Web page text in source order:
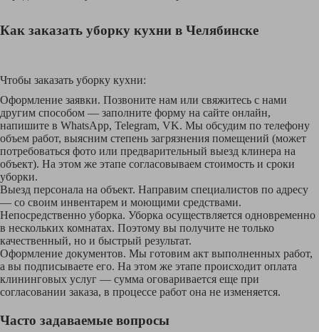
Как заказать уборку кухни в Челябинске
Чтобы заказать уборку кухни:
Оформление заявки. Позвоните нам или свяжитесь с нами
другим способом — заполните форму на сайте онлайн,
напишите в WhatsApp, Telegram, VK. Мы обсудим по телефону
объем работ, выясним степень загрязнения помещений (может
потребоваться фото или предварительный выезд клинера на
объект). На этом же этапе согласовываем стоимость и сроки
уборки.
Выезд персонала на объект. Направим специалистов по адресу
— со своим инвентарем и моющими средствами.
Непосредственно уборка. Уборка осуществляется одновременно
в нескольких комнатах. Поэтому вы получите не только
качественный, но и быстрый результат.
Оформление документов. Мы готовим акт выполненных работ,
а вы подписываете его. На этом же этапе происходит оплата
клининговых услуг — сумма оговаривается еще при
согласовании заказа, в процессе работ она не изменяется.
Часто задаваемые вопросы